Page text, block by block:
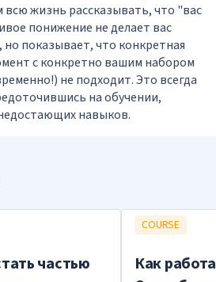
всю жизнь рассказывать, что "вас
понижение не делает вас
показывает, что конкретная
с конкретно вашим набором
не подходит. Это всегда
на обучении,
навыков.
частью
COURSE
Как